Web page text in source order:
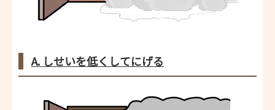
A. しせいを低くしてにげる